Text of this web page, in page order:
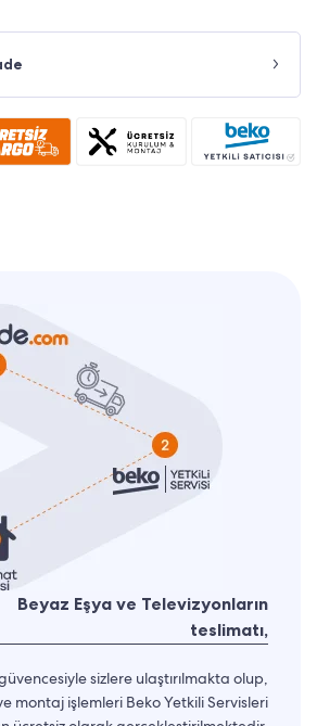
Beyaz Eşya ve Televizyonların
teslimatı,
sizlere ulaştırılmakta olup,
montaj işlemleri Beko Yetkili Servisleri